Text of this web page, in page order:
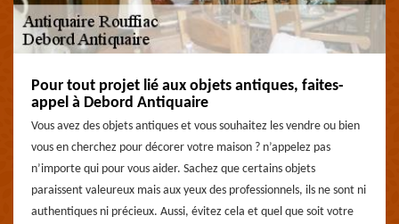
Pour tout projet lié aux objets antiques, faites-
appel à Debord Antiquaire
Vous avez des objets antiques et vous souhaitez les vendre ou bien
vous en cherchez pour décorer votre maison ? n’appelez pas
n’importe qui pour vous aider. Sachez que certains objets
paraissent valeureux mais aux yeux des professionnels, ils ne sont ni
authentiques ni précieux. Aussi, évitez cela et quel que soit votre